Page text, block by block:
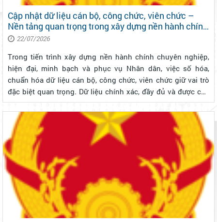
Cập nhật dữ liệu cán bộ, công chức, viên chức –
Nền tảng quan trọng trong xây dựng nền hành chính
hiện đại
22/07/2026
Trong tiến trình xây dựng nền hành chính chuyên nghiệp,
hiện đại, minh bạch và phục vụ Nhân dân, việc số hóa,
chuẩn hóa dữ liệu cán bộ, công chức, viên chức giữ vai trò
đặc biệt quan trọng. Dữ liệu chính xác, đầy đủ và được cập
nhật thường xuyên không chỉ góp phần nâng cao hiệu quả
quản lý nhà nước ...